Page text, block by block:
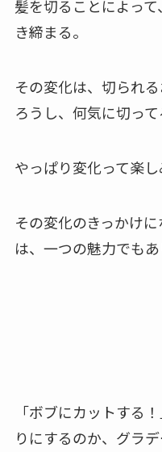
髪を切ることによっ
き締まる。
その変化は、切られ
ろうし、何気に切っ
やっぱり変化って楽し
その変化のきっかけ
は、一つの魅力でもあ
「ボブにカットする
りにするのか、グラ